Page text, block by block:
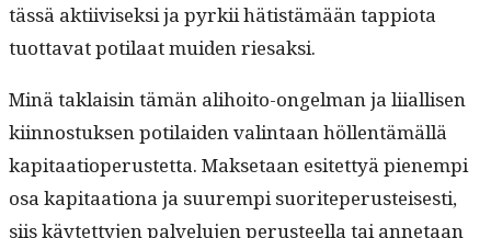
tässä akti­ivisek­si ja pyrkii hätistämään tap­pi­o­ta
tuot­ta­vat poti­laat muiden riesaksi.
Minä tak­laisin tämän ali­hoito-ongel­man ja liial­lisen
kiin­nos­tuk­sen poti­laiden val­in­taan höl­len­tämäl­lä
kap­i­taa­tiope­rustet­ta. Mak­se­taan esitet­tyä pienem­pi
osa kap­i­taa­tiona ja suurem­pi suorite­pe­rusteis­es­ti,
siis käytet­ty­jen palvelu­jen perus­teel­la tai annetaan